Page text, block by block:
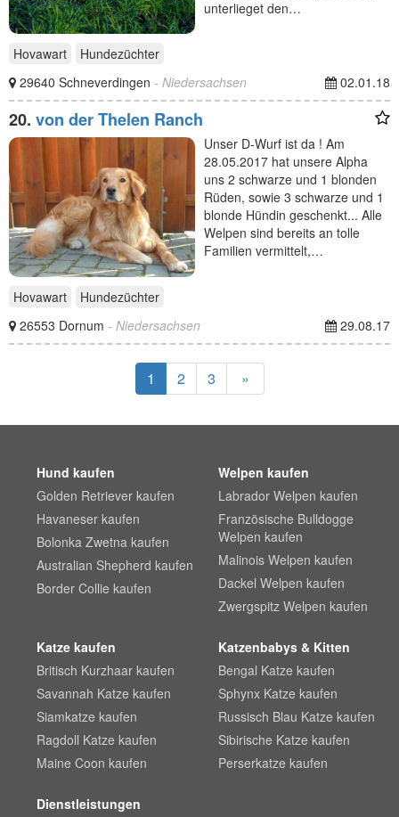
unterlieget den…
Hovawart
Hundezüchter
29640 Schneverdingen - Niedersachsen 02.01.18
20. von der Thelen Ranch
Unser D-Wurf ist da ! Am
28.05.2017 hat unsere Alpha
uns 2 schwarze und 1 blonden
Rüden, sowie 3 schwarze und 1
blonde Hündin geschenkt... Alle
Welpen sind bereits an tolle
Familien vermittelt,…
Hovawart
Hundezüchter
26553 Dornum - Niedersachsen 29.08.17
1 2 3 »
Hund kaufen
Golden Retriever kaufen
Havaneser kaufen
Bolonka Zwetna kaufen
Australian Shepherd kaufen
Border Collie kaufen
Welpen kaufen
Labrador Welpen kaufen
Französische Bulldogge
Welpen kaufen
Malinois Welpen kaufen
Dackel Welpen kaufen
Zwergspitz Welpen kaufen
Katze kaufen
Britisch Kurzhaar kaufen
Savannah Katze kaufen
Siamkatze kaufen
Ragdoll Katze kaufen
Maine Coon kaufen
Katzenbabys & Kitten
Bengal Katze kaufen
Sphynx Katze kaufen
Russisch Blau Katze kaufen
Sibirische Katze kaufen
Perserkatze kaufen
Dienstleistungen